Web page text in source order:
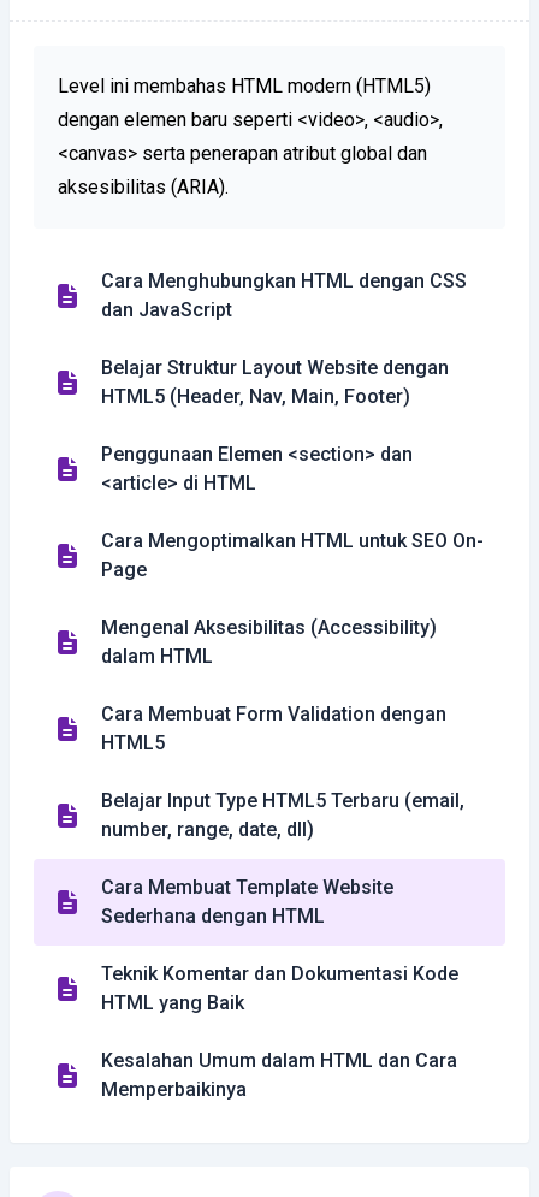
Level ini membahas HTML modern (HTML5)
dengan elemen baru seperti <video>, <audio>,
<canvas> serta penerapan atribut global dan
aksesibilitas (ARIA).
Cara Menghubungkan HTML dengan CSS
dan JavaScript
Belajar Struktur Layout Website dengan
HTML5 (Header, Nav, Main, Footer)
Penggunaan Elemen <section> dan
<article> di HTML
Cara Mengoptimalkan HTML untuk SEO On-
Page
Mengenal Aksesibilitas (Accessibility)
dalam HTML
Cara Membuat Form Validation dengan
HTML5
Belajar Input Type HTML5 Terbaru (email,
number, range, date, dll)
Cara Membuat Template Website
Sederhana dengan HTML
Teknik Komentar dan Dokumentasi Kode
HTML yang Baik
Kesalahan Umum dalam HTML dan Cara
Memperbaikinya